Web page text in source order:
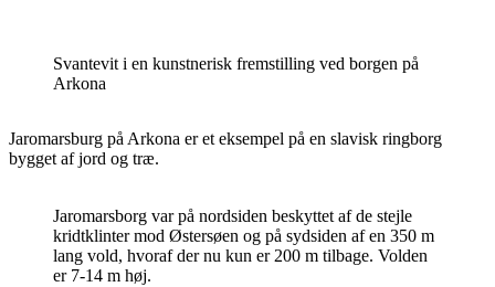
Svantevit i en kunstnerisk fremstilling ved borgen på
Arkona
Jaromarsburg på Arkona er et eksempel på en slavisk ringborg
bygget af jord og træ.
Jaromarsborg var på nordsiden beskyttet af de stejle
kridtklinter mod Østersøen og på sydsiden af en 350 m
lang vold, hvoraf der nu kun er 200 m tilbage. Volden
er 7-14 m høj.